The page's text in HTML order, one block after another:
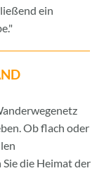
ein
Ob flach oder
die Heimat der